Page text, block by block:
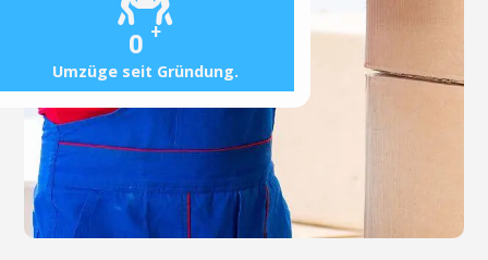
0 +
Umzüge seit Gründung.